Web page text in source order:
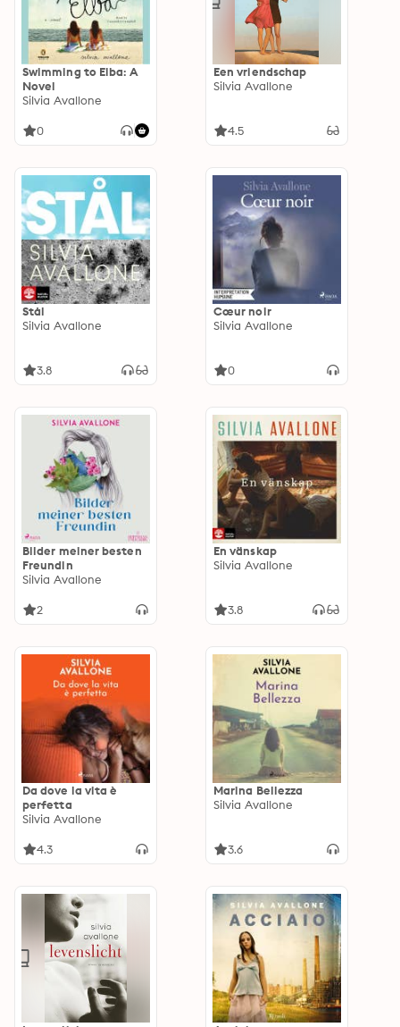
Swimming to Elba: A
Novel
Silvia Avallone
0
Een vriendschap
Silvia Avallone
4.5
Stål
Silvia Avallone
3.8
Cœur noir
Silvia Avallone
0
Bilder meiner besten
Freundin
Silvia Avallone
2
En vänskap
Silvia Avallone
3.8
Da dove la vita è
perfetta
Silvia Avallone
4.3
Marina Bellezza
Silvia Avallone
3.6